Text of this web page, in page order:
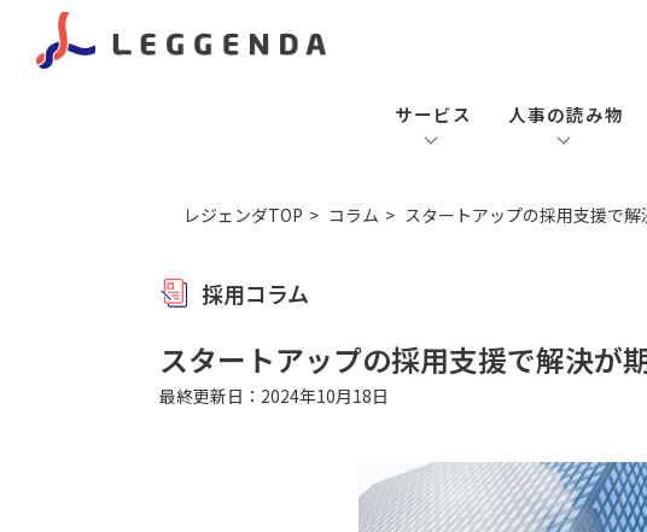
サービス 人事の読み物
レジェンダTOP コラム スタートアップの採用支援で
採用コラム
スタートアップの採用支援で解決が
最終更新日：2024年10月18日